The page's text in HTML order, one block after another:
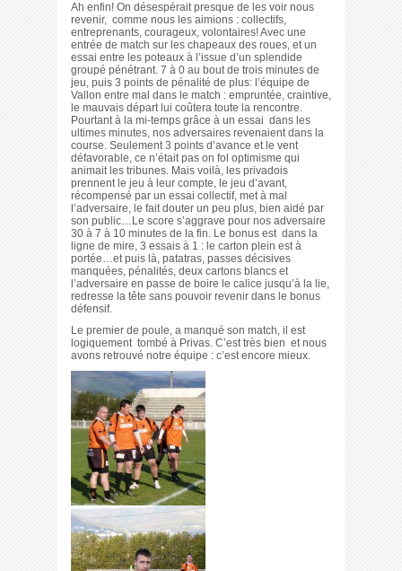
Ah enfin! On désespérait presque de les voir nous
revenir, comme nous les aimions : collectifs,
entreprenants, courageux, volontaires! Avec une
entrée de match sur les chapeaux des roues, et un
essai entre les poteaux à l’issue d’un splendide
groupé pénétrant. 7 à 0 au bout de trois minutes de
jeu, puis 3 points de pénalité de plus: l’équipe de
Vallon entre mal dans le match : empruntée, craintive,
le mauvais départ lui coûtera toute la rencontre.
Pourtant à la mi-temps grâce à un essai dans les
ultimes minutes, nos adversaires revenaient dans la
course. Seulement 3 points d’avance et le vent
défavorable, ce n’était pas on fol optimisme qui
animait les tribunes. Mais voilà, les privadois
prennent le jeu à leur compte, le jeu d’avant,
récompensé par un essai collectif, met à mal
l’adversaire, le fait douter un peu plus, bien aidé par
son public…Le score s’aggrave pour nos adversaire
30 à 7 à 10 minutes de la fin. Le bonus est dans la
ligne de mire, 3 essais à 1 : le carton plein est à
portée…et puis là, patatras, passes décisives
manquées, pénalités, deux cartons blancs et
l’adversaire en passe de boire le calice jusqu’à la lie,
redresse la tête sans pouvoir revenir dans le bonus
défensif.
Le premier de poule, a manqué son match, il est
logiquement tombé à Privas. C’est très bien et nous
avons retrouvé notre équipe : c’est encore mieux.